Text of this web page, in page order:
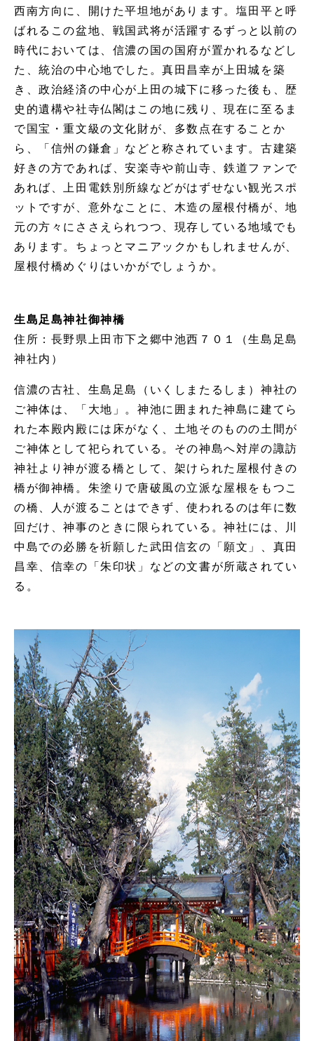
西南方向に、開けた平坦地があります。塩田平と呼
ばれるこの盆地、戦国武将が活躍するずっと以前の
時代においては、信濃の国の国府が置かれるなどし
た、統治の中心地でした。真田昌幸が上田城を築
き、政治経済の中心が上田の城下に移った後も、歴
史的遺構や社寺仏閣はこの地に残り、現在に至るま
で国宝・重文級の文化財が、多数点在することか
ら、「信州の鎌倉」などと称されています。古建築
好きの方であれば、安楽寺や前山寺、鉄道ファンで
あれば、上田電鉄別所線などがはずせない観光スポ
ットですが、意外なことに、木造の屋根付橋が、地
元の方々にささえられつつ、現存している地域でも
あります。ちょっとマニアックかもしれませんが、
屋根付橋めぐりはいかがでしょうか。
生島足島神社御神橋
住所：長野県上田市下之郷中池西７０１（生島足島
神社内）
信濃の古社、生島足島（いくしまたるしま）神社の
ご神体は、「大地」。神池に囲まれた神島に建てら
れた本殿内殿には床がなく、土地そのものの土間が
ご神体として祀られている。その神島へ対岸の諏訪
神社より神が渡る橋として、架けられた屋根付きの
橋が御神橋。朱塗りで唐破風の立派な屋根をもつこ
の橋、人が渡ることはできず、使われるのは年に数
回だけ、神事のときに限られている。神社には、川
中島での必勝を祈願した武田信玄の「願文」、真田
昌幸、信幸の「朱印状」などの文書が所蔵されてい
る。